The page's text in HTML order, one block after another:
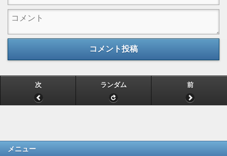
コメント投稿
次 ランダム 前
メニュー